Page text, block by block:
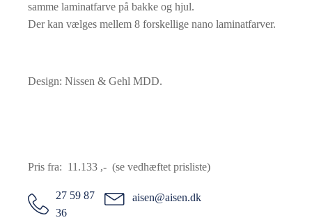
samme laminatfarve på bakke og hjul.
Der kan vælges mellem 8 forskellige nano laminatfarver.
Design: Nissen & Gehl MDD.
Pris fra: 11.133 ,- (se vedhæftet prisliste)
27 59 87
36
aisen@aisen.dk